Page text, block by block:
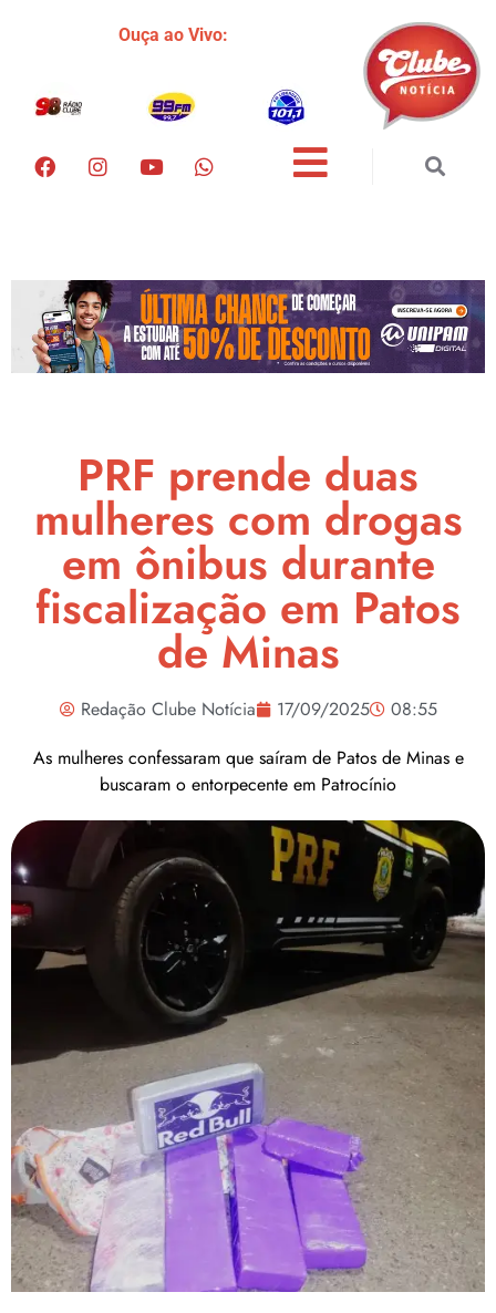
Ouça ao Vivo:
PRF prende duas
mulheres com drogas
em ônibus durante
fiscalização em Patos
de Minas
Redação Clube Notícia 17/09/2025
08:55
As mulheres confessaram que saíram de Patos de Minas e
buscaram o entorpecente em Patrocínio